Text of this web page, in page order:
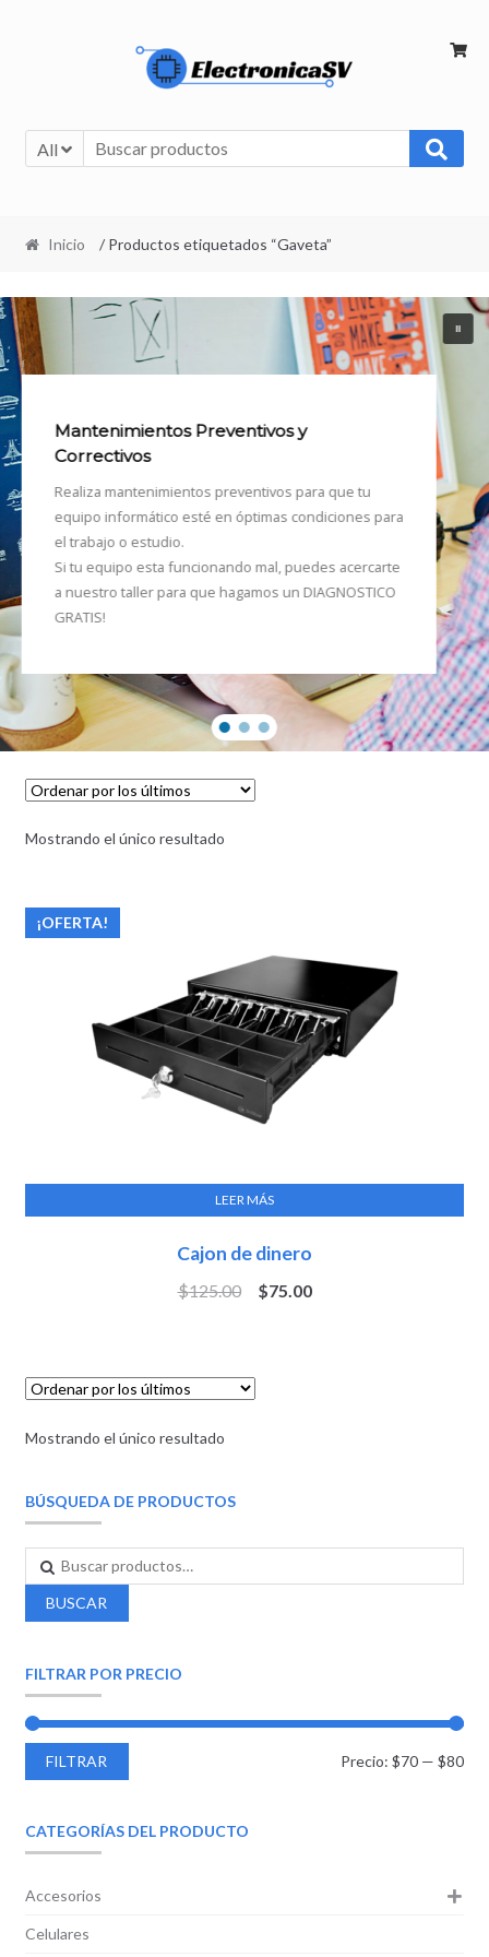
All
Inicio / Productos etiquetados “Gaveta”
Mantenimientos Preventivos y
Correctivos
Realiza mantenimientos preventivos para que tu
equipo informático esté en óptimas condiciones para
el trabajo o estudio.
Si tu equipo esta funcionando mal, puedes acercarte
a nuestro taller para que hagamos un DIAGNOSTICO
GRATIS!
Mostrando el único resultado
Cajon de dinero
¡OFERTA!
$125.00 $75.00
LEER MÁS
Mostrando el único resultado
BÚSQUEDA DE PRODUCTOS
BUSCAR
FILTRAR POR PRECIO
FILTRAR Precio:$70 —$80
CATEGORÍAS DEL PRODUCTO
Accesorios
Celulares